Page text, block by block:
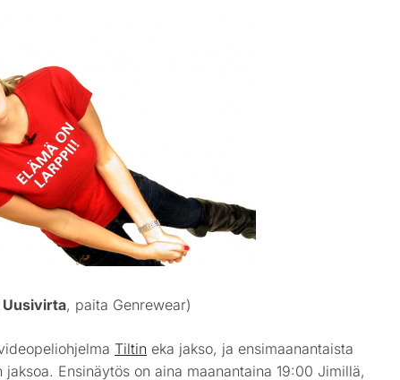
, paita Genrewear)
Tiltin eka jakso, ja ensimaanantaista
Ensinäytös on aina maanantaina 19:00 Jimillä,